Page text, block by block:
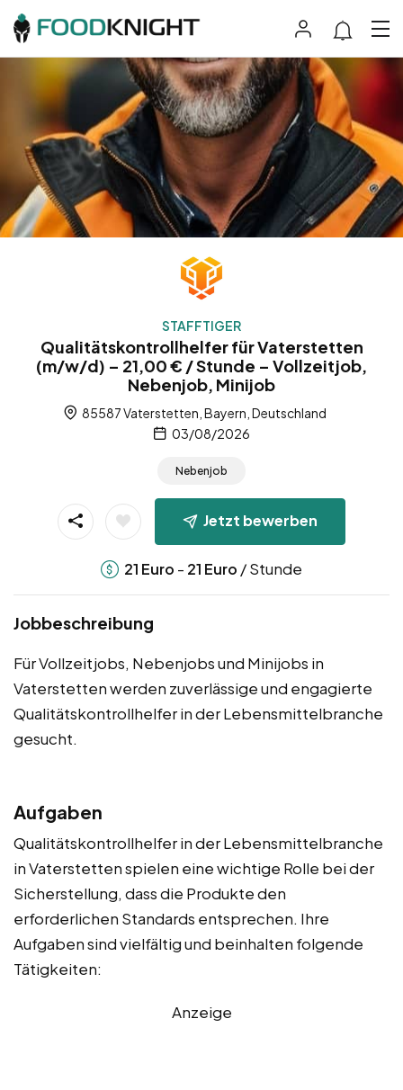
STAFFTIGER
Qualitätskontrollhelfer für Vaterstetten
(m/w/d) – 21,00 € / Stunde – Vollzeitjob,
Nebenjob, Minijob
85587 Vaterstetten, Bayern, Deutschland
03/08/2026
Nebenjob
Jetzt bewerben
21 Euro - 21 Euro / Stunde
Jobbeschreibung
Für Vollzeitjobs, Nebenjobs und Minijobs in
Vaterstetten werden zuverlässige und engagierte
Qualitätskontrollhelfer in der Lebensmittelbranche
gesucht.
Aufgaben
Qualitätskontrollhelfer in der Lebensmittelbranche
in Vaterstetten spielen eine wichtige Rolle bei der
Sicherstellung, dass die Produkte den
erforderlichen Standards entsprechen. Ihre
Aufgaben sind vielfältig und beinhalten folgende
Tätigkeiten:
Anzeige